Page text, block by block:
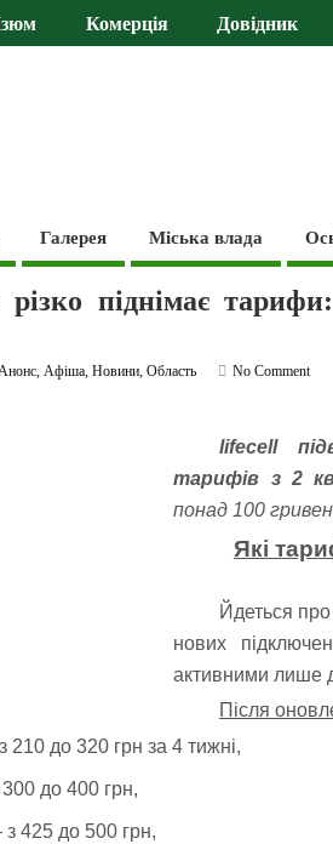
Комерція Довідник
Галерея Міська влада
піднімає
,Афіша,Новини,Область
No Comment
lifecell
тарифів з 2
понад 100
Які
Йдеться
нових
активними лише
Після
до 320 грн за 4 тижні,
до 400 грн,
425 до 500 грн,